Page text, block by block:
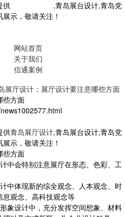
供
,青岛展台设计,青岛党
示，敬请关注！
网站首页
关于我们
信通案例
展厅设计：展厅设计要注意哪些方面
些方面
供青岛展厅设计,青岛展台设计,青岛党
示，敬请关注！
些方面
中会特别注意展厅在形态、色彩、工
中体现新的综全观念、人本观念、时
观念、高科技观念等
象设计中，充分发挥空间想象、材料